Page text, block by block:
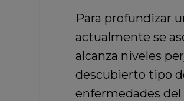
Para profundizar
actualmente se
alcanza niveles
descubierto tipo
enfermedades